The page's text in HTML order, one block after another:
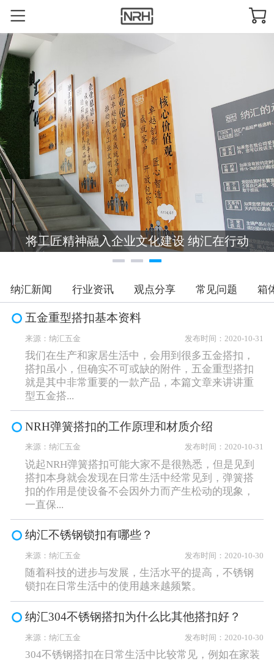
将工匠精神融入企业文化建设 纳汇在行动
纳汇新闻 行业资讯 观点分享 常见问题 箱
五金重型搭扣基本资料
来源：纳汇五金 发布时间：2020-10-31
我们在生产和家居生活中，会用到很多五金搭扣，
搭扣虽小，但确实不可或缺的附件，五金重型搭扣
就是其中非常重要的一款产品，本篇文章来讲讲重
型五金搭...
NRH弹簧搭扣的工作原理和材质介绍
来源：纳汇五金 发布时间：2020-10-31
说起NRH弹簧搭扣可能大家不是很熟悉，但是见到
搭扣本身就会发现在日常生活中经常见到，弹簧搭
扣的作用是使设备不会因外力而产生松动的现象，
一直保...
纳汇不锈钢锁扣有哪些？
来源：纳汇五金 发布时间：2020-10-30
随着科技的进步与发展，生活水平的提高，不锈钢
锁扣在日常生活中的使用越来越频繁。
纳汇304不锈钢搭扣为什么比其他搭扣好？
来源：纳汇五金 发布时间：2020-10-30
304不锈钢搭扣在日常生活中比较常见，例如在家装